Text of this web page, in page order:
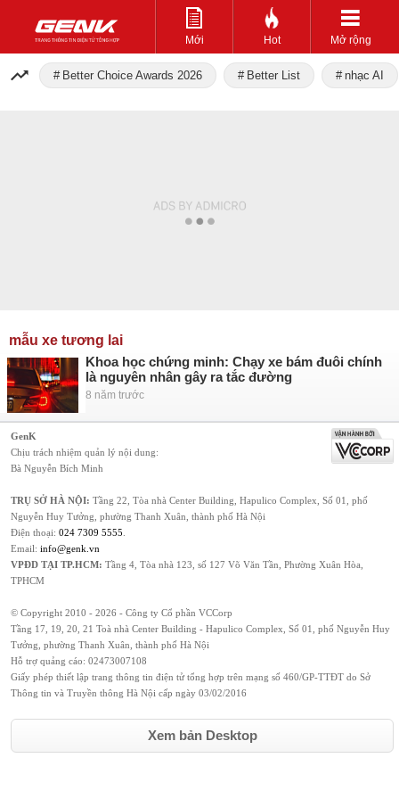
Mới Hot Mở rộng
Better Choice Awards 2026 Better List nhạc AI
mẫu xe tương lai
Khoa học chứng minh: Chạy xe bám đuôi chính
là nguyên nhân gây ra tắc đường
8 năm trước
GenK
Chịu trách nhiệm quản lý nội dung:
Bà Nguyễn Bích Minh
TRỤ SỞ HÀ NỘI: Tầng 22, Tòa nhà Center Building, Hapulico Complex, Số 01, phố
Nguyễn Huy Tưởng, phường Thanh Xuân, thành phố Hà Nội
Điện thoại: 024 7309 5555
Email: info@genk.vn
VPĐD TẠI TP.HCM: Tầng 4, Tòa nhà 123, số 127 Võ Văn Tần, Phường Xuân Hòa,
TPHCM
© Copyright 2010 - 2026 - Công ty Cổ phần VCCorp
Tầng 17, 19, 20, 21 Toà nhà Center Building - Hapulico Complex, Số 01, phố Nguyễn Huy
Tưởng, phường Thanh Xuân, thành phố Hà Nội
Hỗ trợ quảng cáo: 02473007108
Giấy phép thiết lập trang thông tin điện tử tổng hợp trên mạng số 460/GP-TTĐT do Sở
Thông tin và Truyền thông Hà Nội cấp ngày 03/02/2016
Xem bản Desktop